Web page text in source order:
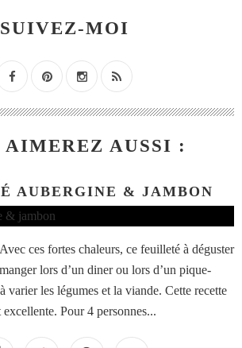
SUIVEZ-MOI
AIMEREZ AUSSI :
AUBERGINE & JAMBON
ces fortes chaleurs, ce feuilleté à déguster
lors d’un diner ou lors d’un pique-
varier les légumes et la viande. Cette recette
Pour 4 personnes...